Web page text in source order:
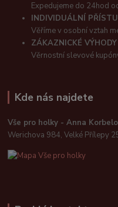
Expedujeme do 24hod
INDIVIDUÁLNÍ
Věříme v osobní vztah
ZÁKAZNICKÉ VÝHODY
Věrnostní slevové
Kde nás najdete
Vše pro holky - Anna
Werichova 984, Velké Přílepy